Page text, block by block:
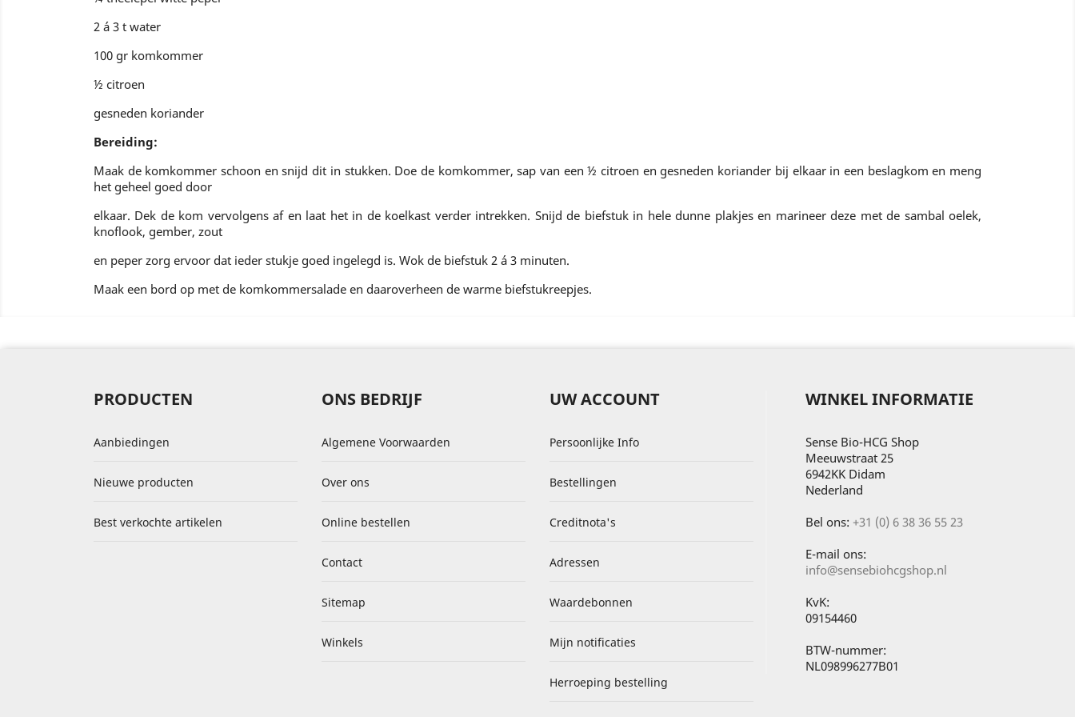
2 á 3 t water
100 gr komkommer
½ citroen
gesneden koriander
Bereiding:
Maak de komkommer schoon en snijd dit in stukken. Doe de komkommer, sap van een ½ citroen en gesneden koriander bij elkaar in een beslagkom en meng
het geheel goed door
elkaar. Dek de kom vervolgens af en laat het in de koelkast verder intrekken. Snijd de biefstuk in hele dunne plakjes en marineer deze met de sambal oelek,
knoflook, gember, zout
en peper zorg ervoor dat ieder stukje goed ingelegd is. Wok de biefstuk 2 á 3 minuten.
Maak een bord op met de komkommersalade en daaroverheen de warme biefstukreepjes.
PRODUCTEN
Aanbiedingen
Nieuwe producten
Best verkochte artikelen
ONS BEDRIJF
Algemene Voorwaarden
Over ons
Online bestellen
Contact
Sitemap
Winkels
UW ACCOUNT
Persoonlijke Info
Bestellingen
Creditnota's
Adressen
Waardebonnen
Mijn notificaties
Herroeping bestelling
WINKEL INFORMATIE
Sense Bio-HCG Shop
Meeuwstraat 25
6942KK Didam
Nederland
Bel ons: +31 (0) 6 38 36 55 23
E-mail ons:
info@sensebiohcgshop.nl
KvK:
09154460
BTW-nummer:
NL098996277B01